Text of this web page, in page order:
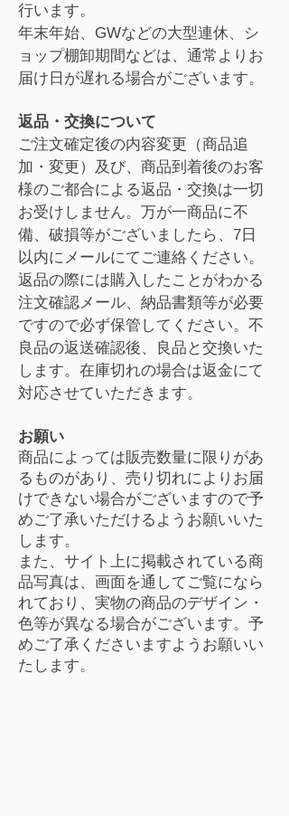
行います。
年末年始、GWなどの大型連休、シ
ョップ棚卸期間などは、通常よりお
届け日が遅れる場合がございます。
返品・交換について
ご注文確定後の内容変更（商品追
加・変更）及び、商品到着後のお客
様のご都合による返品・交換は一切
お受けしません。万が一商品に不
備、破損等がございましたら、7日
以内にメールにてご連絡ください。
返品の際には購入したことがわかる
注文確認メール、納品書類等が必要
ですので必ず保管してください。不
良品の返送確認後、良品と交換いた
します。在庫切れの場合は返金にて
対応させていただきます。
お願い
商品によっては販売数量に限りがあ
るものがあり、売り切れによりお届
けできない場合がございますので予
めご了承いただけるようお願いいた
します。
また、サイト上に掲載されている商
品写真は、画面を通してご覧になら
れており、実物の商品のデザイン・
色等が異なる場合がございます。予
めご了承くださいますようお願いい
たします。